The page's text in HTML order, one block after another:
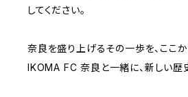
してください。
奈良を盛り上げるその一歩を、ここか
IKOMA FC 奈良と一緒に、新しい歴